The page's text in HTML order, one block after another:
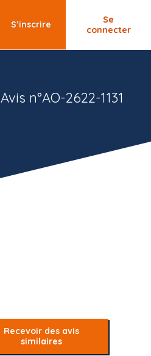
S’inscrire
Se
connecter
Avis n°AO-2622-1131
Recevoir des avis
similaires